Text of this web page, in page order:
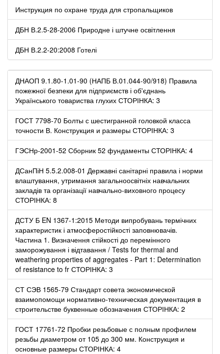
Инструкция по охране труда для стропальщиков
ДБН В.2.5-28-2006 Природне і штучне освітлення
ДБН В.2.2-20:2008 Готелі
ДНАОП 9.1.80-1.01-90 (НАПБ В.01.044-90/918) Правила
пожежної безпеки для підприємств і об'єднань
Українського товариства глухих СТОРІНКА: 3
ГОСТ 7798-70 Болты с шестигранной головкой класса
точности В. Конструкция и размеры СТОРІНКА: 3
ГЭСНр-2001-52 Сборник 52 фундаменты СТОРІНКА: 4
ДСанПіН 5.5.2.008-01 Державні санітарні правила і норми
влаштування, утримання загальноосвітніх навчальних
закладів та організації навчально-виховного процесу
СТОРІНКА: 8
ДСТУ Б EN 1367-1:2015 Методи випробувань термічних
характеристик і атмосферостійкості заповнювачів.
Частина 1. Визначення стійкості до перемінного
заморожування і відтавання / Tests for thermal and
weathering properties of aggregates - Part 1: Determination
of resistance to fr СТОРІНКА: 3
СТ СЭВ 1565-79 Стандарт совета экономической
взаимопомощи нормативно-техническая документация в
строительстве буквенные обозначения СТОРІНКА: 2
ГОСТ 17761-72 Пробки резьбовые с полным профилем
резьбы диаметром от 105 до 300 мм. Конструкция и
основные размеры СТОРІНКА: 4